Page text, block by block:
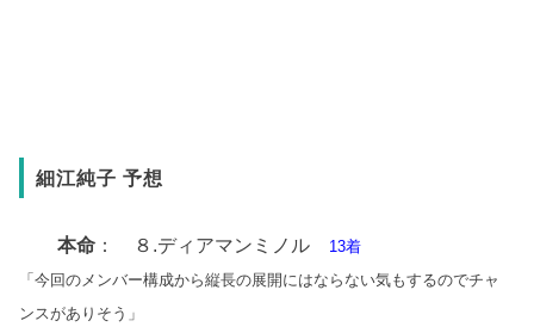
細江純子 予想
本命 ： ８.ディアマンミノル
13着
「今回のメンバー構成から縦長の展開にはならない気もするのでチャ
ンスがありそう」